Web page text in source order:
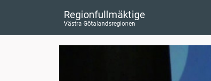
Regionfullmäktige
Västra Götalandsregionen